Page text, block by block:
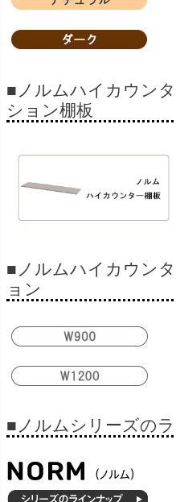
■ノルムハイカウン
ション棚板
■ノルムハイカウン
ョン
■ノルムシリーズの